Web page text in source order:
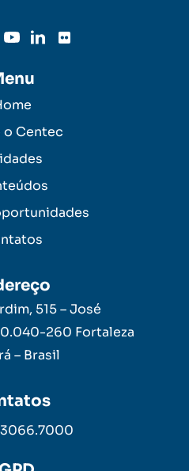
o Centec
515 – José
260 Fortaleza
– Brasil